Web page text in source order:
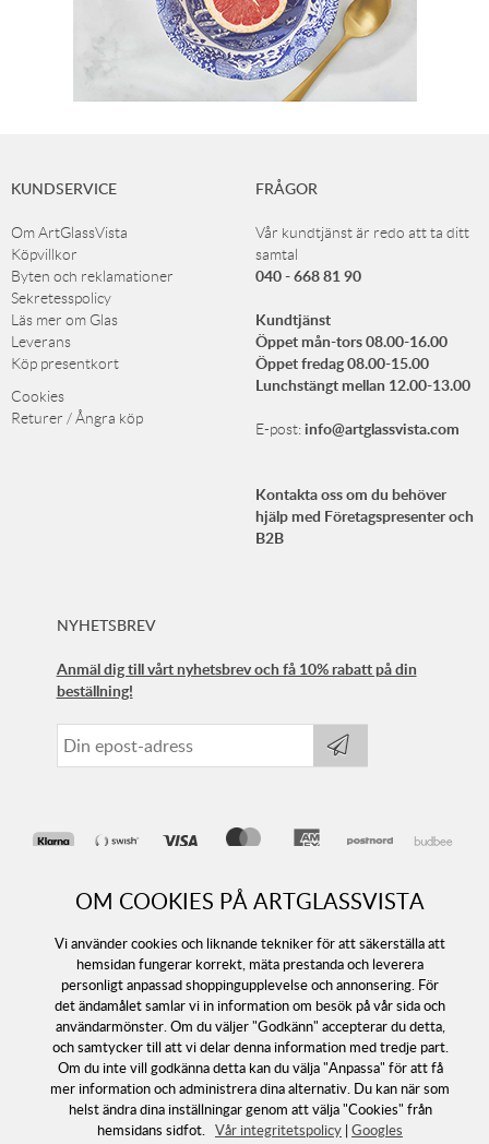
OM COOKIES PÅ ARTGLASSVISTA
Vi använder cookies och liknande tekniker för att säkerställa att
hemsidan fungerar korrekt, mäta prestanda och leverera
personligt anpassad shoppingupplevelse och annonsering. För
det ändamålet samlar vi in information om besök på vår sida och
användarmönster. Om du väljer "Godkänn" accepterar du detta,
och samtycker till att vi delar denna information med tredje part.
Om du inte vill godkänna detta kan du välja "Anpassa" för att få
mer information och administrera dina alternativ. Du kan när som
helst ändra dina inställningar genom att välja "Cookies" från
hemsidans sidfot. Vår integritetspolicy | Googles
KUNDSERVICE
Om ArtGlassVista
Köpvillkor
Byten och reklamationer
Sekretesspolicy
Läs mer om Glas
Leverans
Köp presentkort
Cookies
Returer / Ångra köp
FRÅGOR
Vår kundtjänst är redo att ta ditt
samtal
040 - 668 81 90
Kundtjänst
Öppet mån-tors 08.00-16.00
Öppet fredag 08.00-15.00
Lunchstängt mellan 12.00-13.00
E-post:info@artglassvista.com
Kontakta oss om du behöver
hjälp med Företagspresenter och
B2B
NYHETSBREV
Anmäl dig till vårt nyhetsbrev och få 10% rabatt på din
beställning!
Följ oss